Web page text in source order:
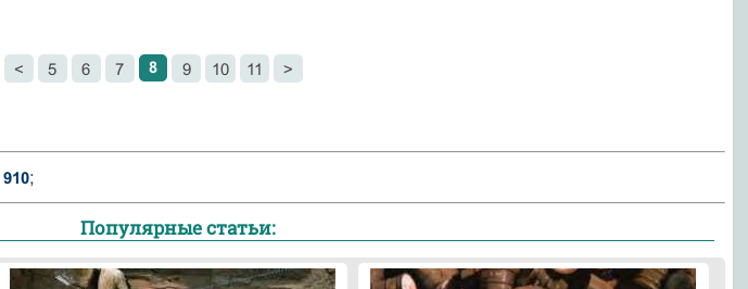
< 5 6 7 8 9 10 11 >
910;
Популярные статьи: